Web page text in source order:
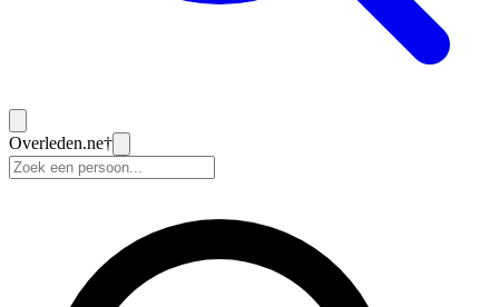
Overleden.ne†